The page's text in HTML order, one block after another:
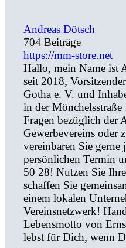
Andreas Dötsch
704 Beiträge
https://mm-store.net
Hallo, mein Name ist
seit 2018,
Gotha e. V. und
in der
Fragen bezüglich der
Gewerbevereins oder
vereinbaren Sie gerne
persönlichen Termin
50 28! Nutzen Sie
schaffen Sie
einem lokalen
Vereinsnetzwerk!
Lebensmotto von
lebst für Dich, wenn